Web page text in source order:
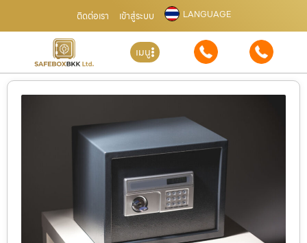
ติดต่อเรา เข้าสู่ระบบ LANGUAGE
เมนู